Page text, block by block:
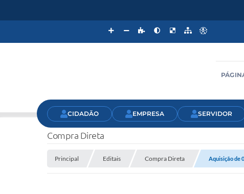
CIDADÃO EMPRESA SERVIDOR
Compra Direta
Principal Editais Compra Direta Aquisição de